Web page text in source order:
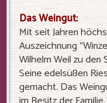
Das Weingut:
Mit seit Jahren
Auszeichnung
Wilhelm Weil zu den
Seine edelsüßen
gemacht. Das